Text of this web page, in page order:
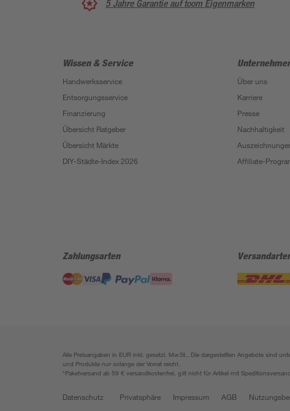
5 Jahre Garantie auf toom Eigenmarken
Wissen & Service
Handwerksservice
Entsorgungsservice
Finanzierung
Übersicht Ratgeber
Übersicht Märkte
DIY-Städte-Index 2026
Über uns
Karriere
Presse
Nachhaltigkeit
Affiliate-
Zahlungsarten
Alle Preisangaben in EUR inkl. gesetzl. MwSt.. Die dargestellten Angebote sind
und Produkte nur solange der Vorrat reicht.
*Paketversand ab 59 € versandkostenfrei, gilt nicht für Artikel mit
Datenschutz Privatsphäre Impressum AGB